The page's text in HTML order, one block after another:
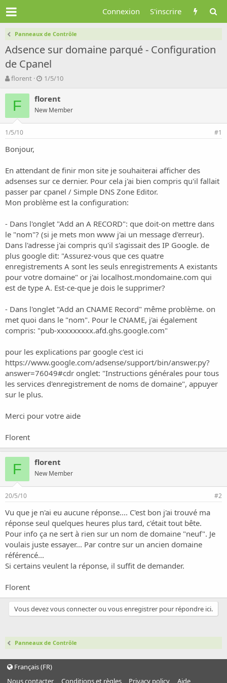
Connexion S'inscrire
Panneaux de Contrôle
Adsence sur domaine parqué - Configuration
de Cpanel
A
t
r
d
l
d
i
c
u
s
i
o
n
florent
D
t
d
e
t
1/5/10
F florent
New Member
1/5/10 #1
Bonjour,
En attendant de finir mon site je souhaiterai afficher des
adsenses sur ce dernier. Pour cela j'ai bien compris qu'il fallait
passer par cpanel / Simple DNS Zone Editor.
Mon problème est la configuration:
- Dans l'onglet "Add an A RECORD": que doit-on mettre dans
le "nom"? (si je mets mon www j'ai un message d'erreur).
Dans l'adresse j'ai compris qu'il s'agissait des IP Google. de
plus google dit: "Assurez-vous que ces quatre
enregistrements A sont les seuls enregistrements A existants
pour votre domaine" or j'ai localhost.mondomaine.com qui
est de type A. Est-ce-que je dois le supprimer?
- Dans l'onglet "Add an CNAME Record" même problème. on
met quoi dans le "nom". Pour le CNAME, j'ai également
compris: "pub-xxxxxxxxx.afd.ghs.google.com"
pour les explications par google c'est ici
https://www.google.com/adsense/support/bin/answer.py?
answer=76049#cdr onglet: "Instructions générales pour tous
les services d'enregistrement de noms de domaine", appuyer
sur le plus.
Merci pour votre aide
Florent
F florent
New Member
20/5/10 #2
Vu que je n'ai eu aucune réponse.... C'est bon j'ai trouvé ma
réponse seul quelques heures plus tard, c'était tout bête.
Pour info ça ne sert à rien sur un nom de domaine "neuf". Je
voulais juste essayer... Par contre sur un ancien domaine
référencé...
Si certains veulent la réponse, il suffit de demander.
Florent
Vous devez vous connecter ou vous enregistrer pour répondre ici.
Panneaux de Contrôle
Français (FR)
Nous contacter
Conditions et règles Privacy policy Aide